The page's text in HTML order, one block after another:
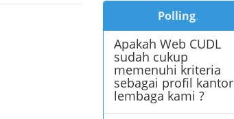
Polling.
Apakah Web CUDL
sudah cukup
memenuhi kriteria
sebagai profil kantor
lembaga kami ?